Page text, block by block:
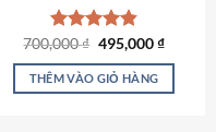
Được xếp
hạng4.83
5 sao
700,000₫ Giá
là:
700,000 ₫.
495,000₫Giá
tại
THÊM VÀO GIỎ HÀNG